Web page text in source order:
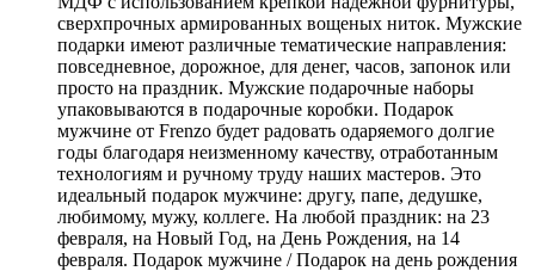
сверхпрочных армированных вощеных ниток. Мужские
подарки имеют различные тематические направления:
повседневное, дорожное, для денег, часов, запонок или
просто на праздник. Мужские подарочные наборы
упаковываются в подарочные коробки. Подарок
мужчине от Frenzo будет радовать одаряемого долгие
годы благодаря неизменному качеству, отработанным
технологиям и ручному труду наших мастеров. Это
идеальный подарок мужчине: другу, папе, дедушке,
любимому, мужу, коллеге. На любой праздник: на 23
февраля, на Новый Год, на День Рождения, на 14
февраля. Подарок мужчине / Подарок на день рождения